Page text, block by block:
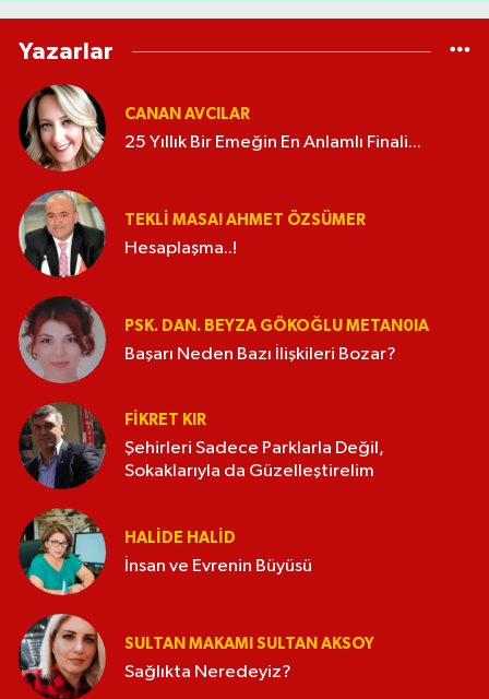
Yazarlar
CANAN AVCILAR
25 Yıllık Bir Emeğin En Anlamlı Finali...
TEKLI MASA! AHMET ÖZSÜMER
Hesaplaşma..!
PSK. DAN. BEYZA GÖKOĞLU METAN0IA
Başarı Neden Bazı İlişkileri Bozar?
FIKRET KIR
Şehirleri Sadece Parklarla Değil,
Sokaklarıyla da Güzelleştirelim
HALIDE HALID
İnsan ve Evrenin Büyüsü
SULTAN MAKAMI SULTAN AKSOY
Sağlıkta Neredeyiz?